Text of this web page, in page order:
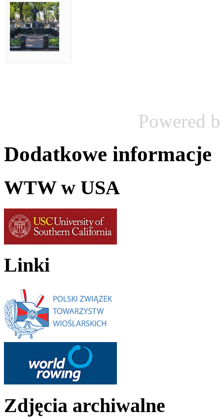
Powered
Dodatkowe informacje
WTW w USA
Linki
Zdjęcia archiwalne